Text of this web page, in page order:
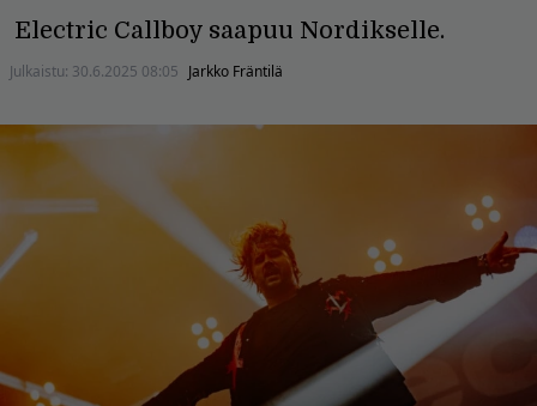
Electric Callboy saapuu Nordikselle.
Julkaistu: 30.6.2025 08:05 Jarkko Fräntilä